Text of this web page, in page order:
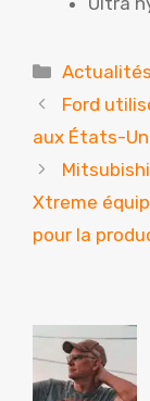
Catégories
Ford
aux États-
Xtreme
pour la